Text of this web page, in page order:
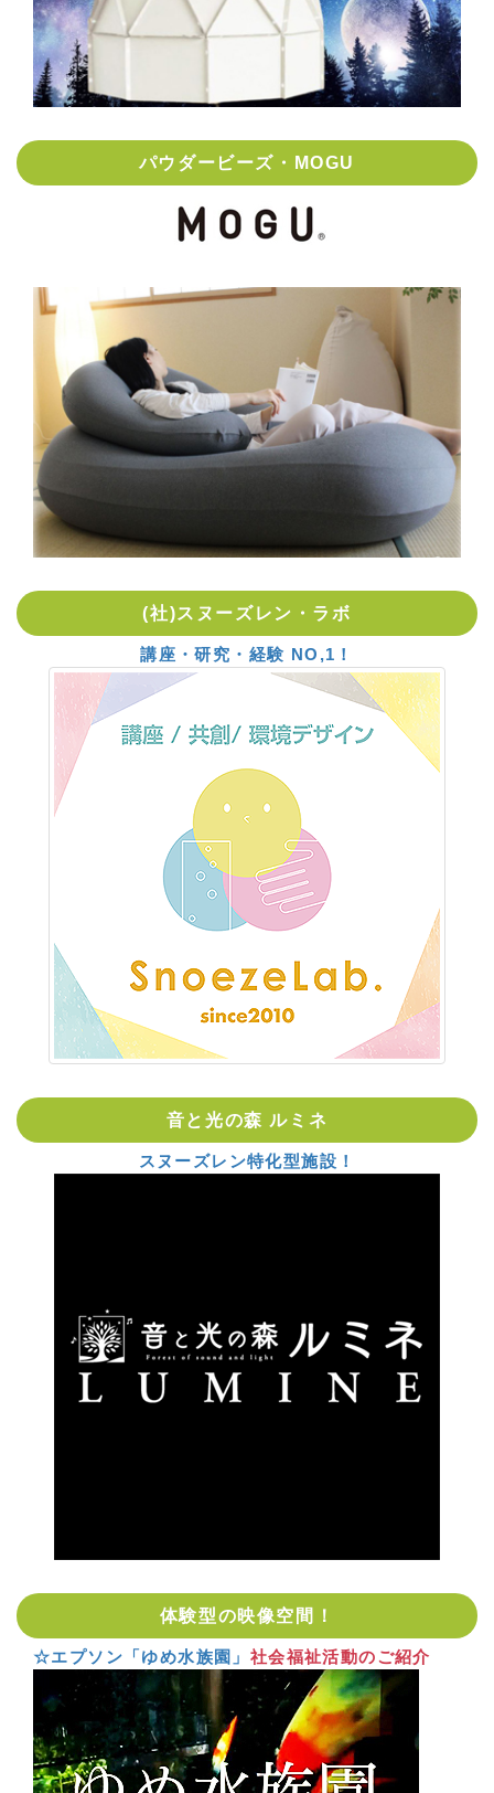
パウダービーズ・MOGU
(社)スヌーズレン・ラボ
講座・研究・経験 NO,1！
音と光の森 ルミネ
スヌーズレン特化型施設！
体験型の映像空間！
☆エプソン「ゆめ水族園」 社会福祉活動のご紹介